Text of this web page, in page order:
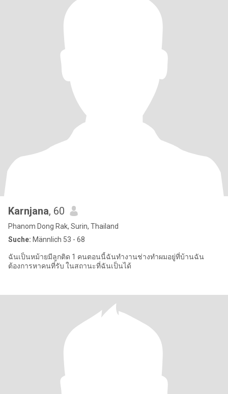
Karnjana, 60
Phanom Dong Rak, Surin, Thailand
Suche: Männlich 53 - 68
ฉันเป็นหม้ายมีลูกติด 1 คนตอนนี้ฉันทำงานช่างทำผมอยู่ที่บ้านฉัน
ต้องการหาคนที่รับ ในสถานะที่ฉันเป็นได้